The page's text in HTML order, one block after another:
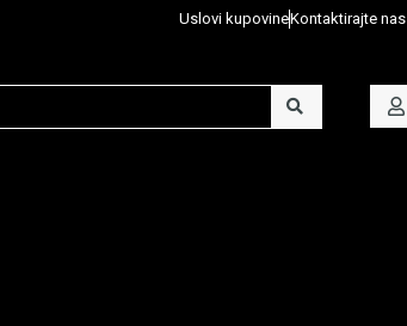
Uslovi kupovineKontaktirajte nas